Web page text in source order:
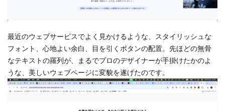
最近のウェブサービスでよく見かけるような、スタイリッシュな
フォント、心地よい余白、目を引くボタンの配置。先ほどの無骨
なテキストの羅列が、まるでプロのデザイナーが手掛けたかのよ
うな、美しいウェブページに変貌を遂げたのです。